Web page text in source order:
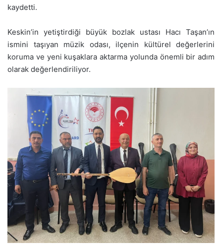
kaydetti.
Keskin’in yetiştirdiği büyük bozlak ustası Hacı Taşan’ın
ismini taşıyan müzik odası, ilçenin kültürel değerlerini
koruma ve yeni kuşaklara aktarma yolunda önemli bir adım
olarak değerlendiriliyor.